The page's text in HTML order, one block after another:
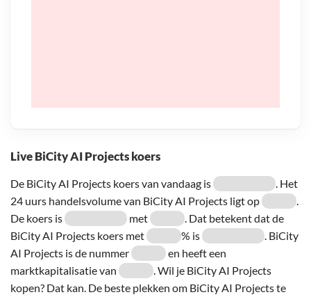
Live BiCity AI Projects koers
De BiCity AI Projects koers van vandaag is
. Het
24 uurs handelsvolume van BiCity AI Projects ligt op
.
De koers is
met
. Dat betekent dat de
BiCity AI Projects koers met
% is
. BiCity
AI Projects is de nummer
en heeft een
marktkapitalisatie van
. Wil je BiCity AI Projects
kopen? Dat kan. De beste plekken om BiCity AI Projects te